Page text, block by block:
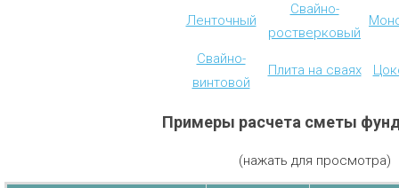
Ленточный
Свайно-
ростверковый
Свайно-
винтовой
Плита на сваях
Примеры расчета сметы
(нажать для просмотра)